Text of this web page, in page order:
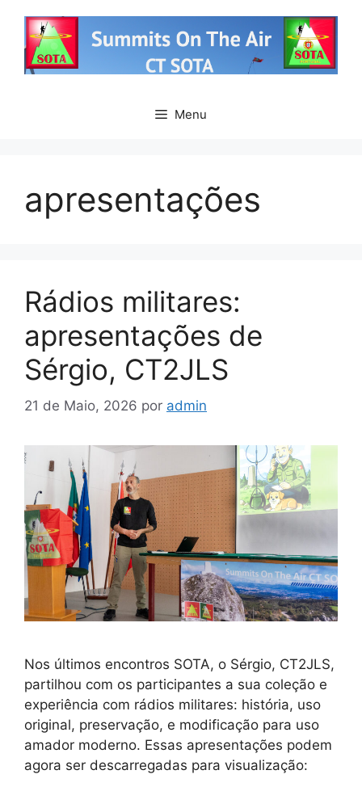
conteúdo
Menu
apresentações
Rádios militares:
apresentações de
Sérgio, CT2JLS
21 de Maio, 2026 por admin
Nos últimos encontros SOTA, o Sérgio, CT2JLS,
partilhou com os participantes a sua coleção e
experiência com rádios militares: história, uso
original, preservação, e modificação para uso
amador moderno. Essas apresentações podem
agora ser descarregadas para visualização: